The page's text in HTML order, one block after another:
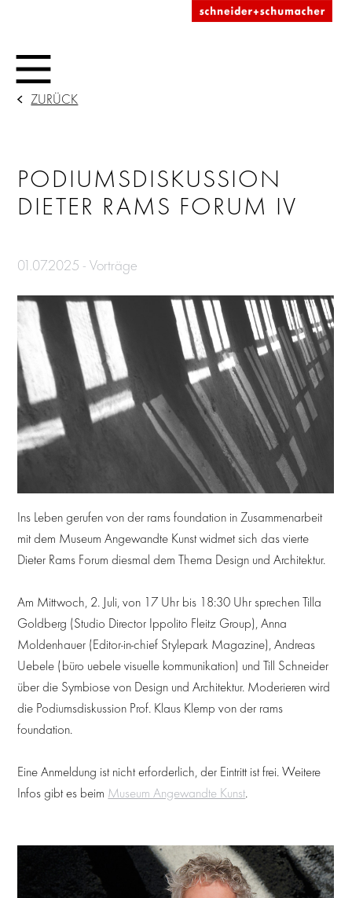
ZURÜCK
PODIUMSDISKUSSION
DIETER RAMS FORUM IV
01.07.2025 - Vorträge
Ins Leben gerufen von der rams foundation in Zusammenarbeit
mit dem Museum Angewandte Kunst widmet sich das vierte
Dieter Rams Forum diesmal dem Thema Design und Architektur.
Am Mittwoch, 2. Juli, von 17 Uhr bis 18:30 Uhr sprechen Tilla
Goldberg (Studio Director Ippolito Fleitz Group), Anna
Moldenhauer (Editor-in-chief Stylepark Magazine), Andreas
Uebele (büro uebele visuelle kommunikation) und Till Schneider
über die Symbiose von Design und Architektur. Moderieren wird
die Podiumsdiskussion Prof. Klaus Klemp von der rams
foundation.
Eine Anmeldung ist nicht erforderlich, der Eintritt ist frei. Weitere
Infos gibt es beim Museum Angewandte Kunst.